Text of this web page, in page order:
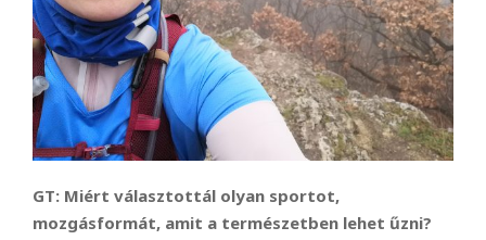
GT: Miért választottál olyan sportot,
mozgásformát, amit a természetben lehet űzni?